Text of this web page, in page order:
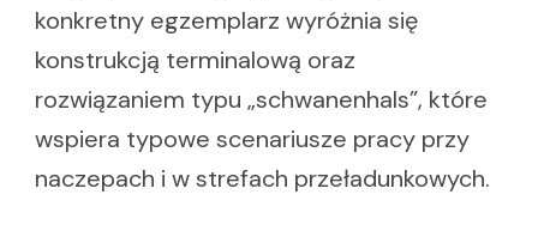
konkretny egzemplarz wyróżnia się
konstrukcją terminalową oraz
rozwiązaniem typu „schwanenhals”, które
wspiera typowe scenariusze pracy przy
naczepach i w strefach przeładunkowych.